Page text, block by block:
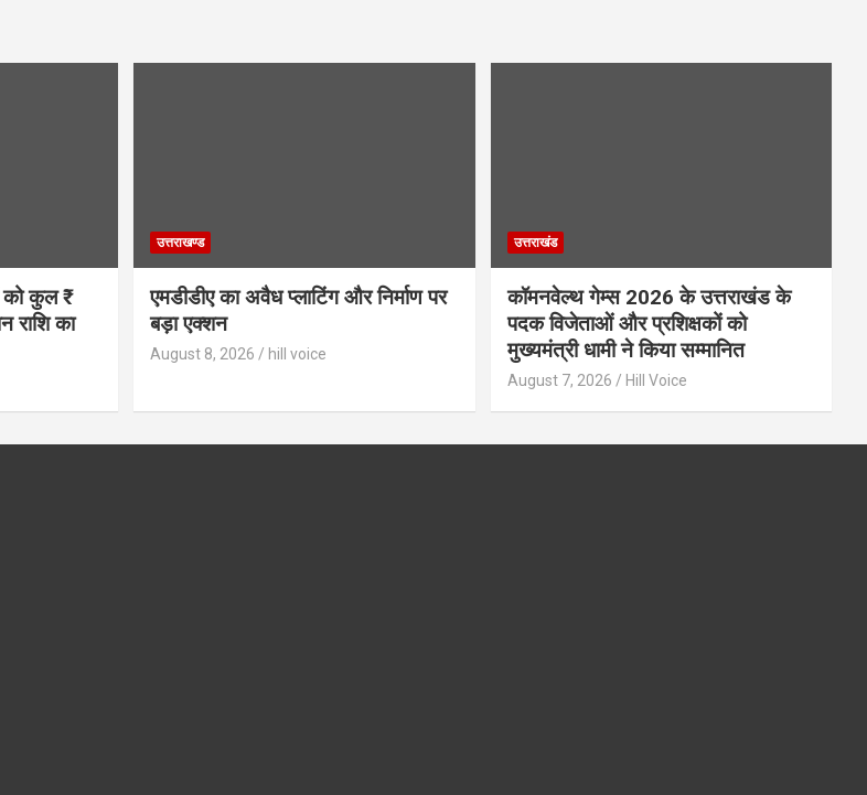
कुल ₹
राशि का
उत्तराखण्ड
एमडीडीए का अवैध प्लाटिंग और निर्माण पर
बड़ा एक्शन
August 8, 2026 hill voice
उत्तराखंड
कॉमनवेल्थ गेम्स 2026 के उत्तराखंड के
पदक विजेताओं और प्रशिक्षकों को
मुख्यमंत्री धामी ने किया सम्मानित
August 7, 2026 Hill Voice